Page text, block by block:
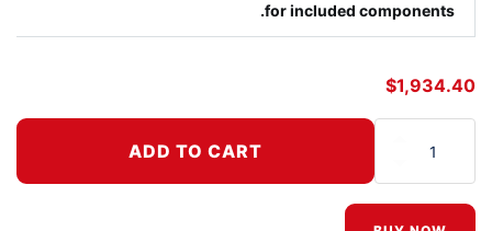
for included components.
$1,934.40
כמות של Nemo Hammer Drill - 50M ADD TO CART